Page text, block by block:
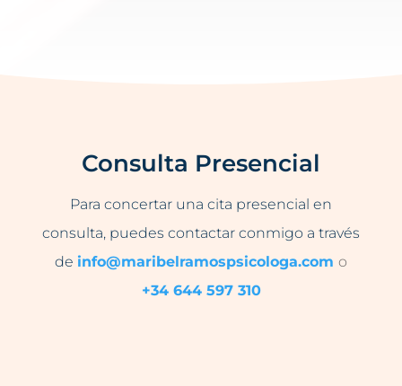
Consulta Presencial
Para concertar una cita presencial en
consulta, puedes contactar conmigo a través
de info@maribelramospsicologa.com o
+34 644 597 310